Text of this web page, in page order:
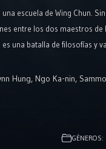
escuela de Wing Chun.
entre los dos maestros de
una batalla de filosofías y
Hung, Ngo Ka-nin,
GÉNEROS: